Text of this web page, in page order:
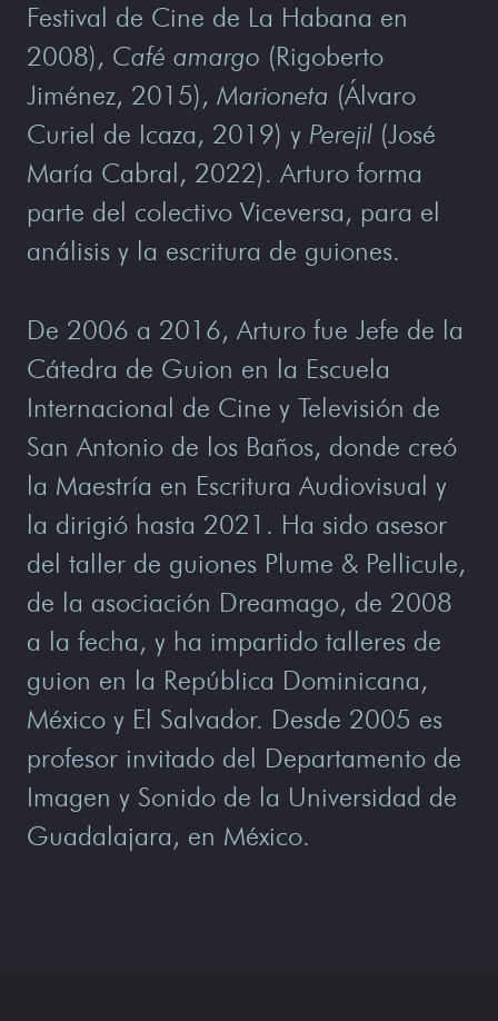
Festival de Cine de La Habana en
2008), Café amargo (Rigoberto
Jiménez, 2015), Marioneta (Álvaro
Curiel de Icaza, 2019) y Perejil (José
María Cabral, 2022). Arturo forma
parte del colectivo Viceversa, para el
análisis y la escritura de guiones.
De 2006 a 2016, Arturo fue Jefe de la
Cátedra de Guion en la Escuela
Internacional de Cine y Televisión de
San Antonio de los Baños, donde creó
la Maestría en Escritura Audiovisual y
la dirigió hasta 2021. Ha sido asesor
del taller de guiones Plume & Pellicule,
de la asociación Dreamago, de 2008
a la fecha, y ha impartido talleres de
guion en la República Dominicana,
México y El Salvador. Desde 2005 es
profesor invitado del Departamento de
Imagen y Sonido de la Universidad de
Guadalajara, en México.